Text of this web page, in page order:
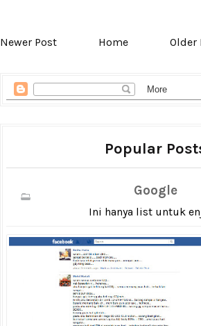
Newer Post Home Older
Popular
Google
Ini hanya list untuk